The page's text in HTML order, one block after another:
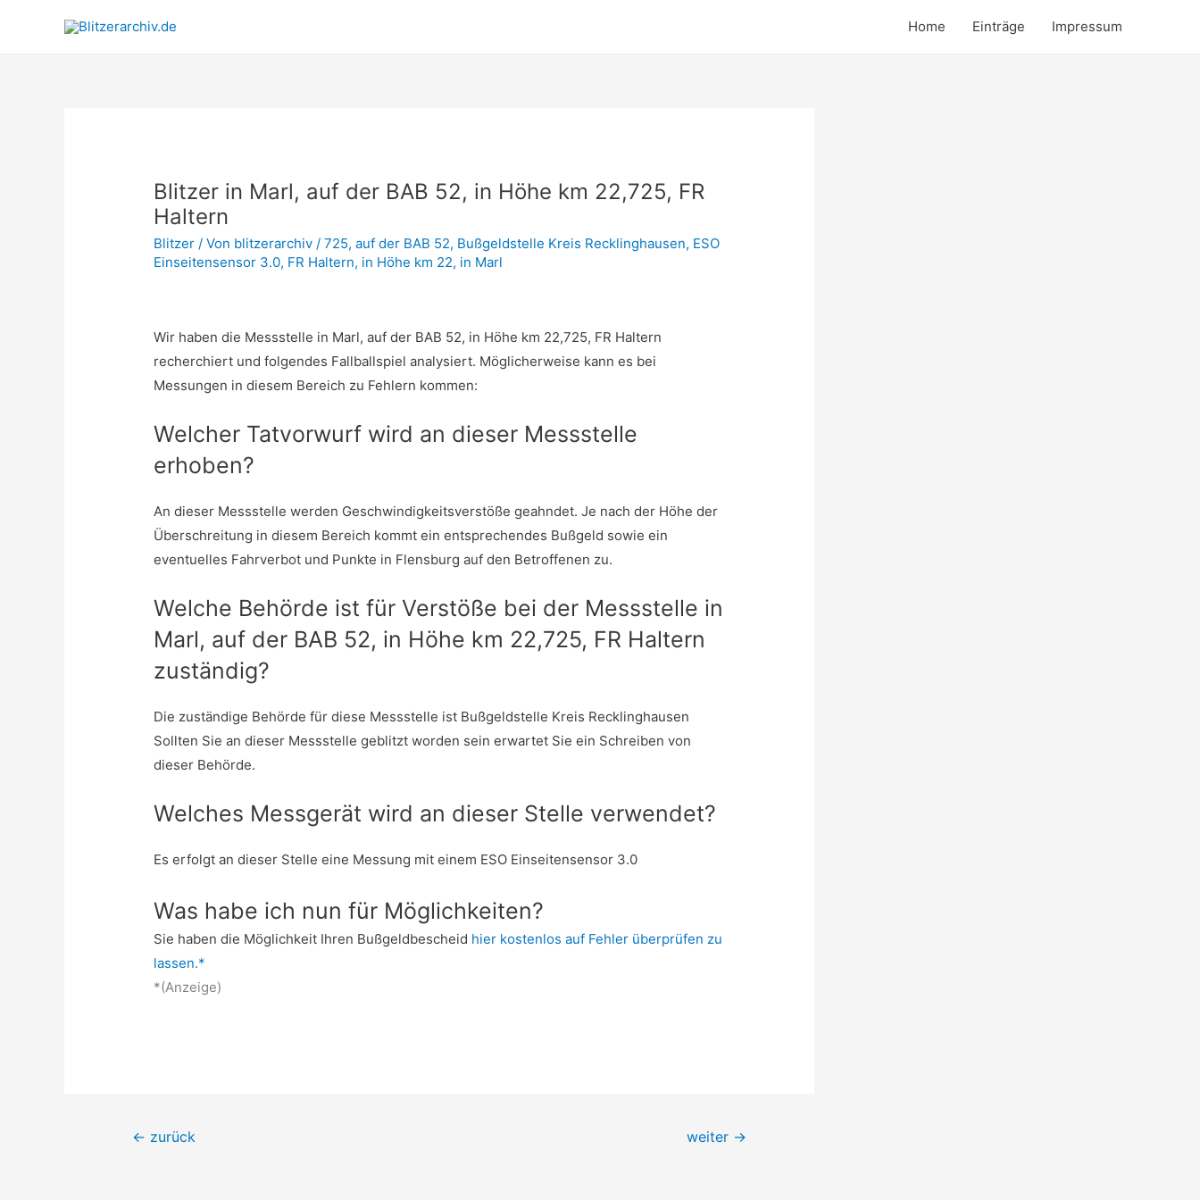
Home Einträge Impressum
Blitzer in Marl, auf der BAB 52, in Höhe km 22,725, FR
Haltern
Blitzer / Von blitzerarchiv /725,auf der BAB 52, Bußgeldstelle Kreis Recklinghausen, ESO
Einseitensensor 3.0, FR Haltern, in Höhe km 22, in Marl
Wir haben die Messstelle in Marl, auf der BAB 52, in Höhe km 22,725, FR Haltern
recherchiert und folgendes Fallballspiel analysiert. Möglicherweise kann es bei
Messungen in diesem Bereich zu Fehlern kommen:
Welcher Tatvorwurf wird an dieser Messstelle
erhoben?
An dieser Messstelle werden Geschwindigkeitsverstöße geahndet. Je nach der Höhe der
Überschreitung in diesem Bereich kommt ein entsprechendes Bußgeld sowie ein
eventuelles Fahrverbot und Punkte in Flensburg auf den Betroffenen zu.
Welche Behörde ist für Verstöße bei der Messstelle in
Marl, auf der BAB 52, in Höhe km 22,725, FR Haltern
zuständig?
Die zuständige Behörde für diese Messstelle ist Bußgeldstelle Kreis Recklinghausen
Sollten Sie an dieser Messstelle geblitzt worden sein erwartet Sie ein Schreiben von
dieser Behörde.
Welches Messgerät wird an dieser Stelle verwendet?
Es erfolgt an dieser Stelle eine Messung mit einem ESO Einseitensensor 3.0
Was habe ich nun für Möglichkeiten?
Sie haben die Möglichkeit Ihren Bußgeldbescheid hier kostenlos auf Fehler überprüfen zu
lassen.*
*(Anzeige)
Beitrags-
← zurück weiter →